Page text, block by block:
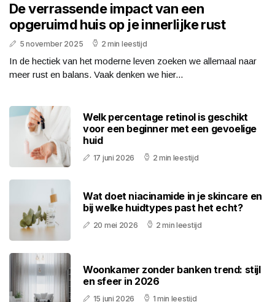
De verrassende impact van een
opgeruimd huis op je innerlijke rust
5 november 2025 2 min leestijd
In de hectiek van het moderne leven zoeken we allemaal naar
meer rust en balans. Vaak denken we hier...
Welk percentage retinol is geschikt
voor een beginner met een gevoelige
huid
17 juni 2026 2 min leestijd
Wat doet niacinamide in je skincare en
bij welke huidtypes past het echt?
20 mei 2026 2 min leestijd
Woonkamer zonder banken trend: stijl
en sfeer in 2026
15 juni 2026 1 min leestijd